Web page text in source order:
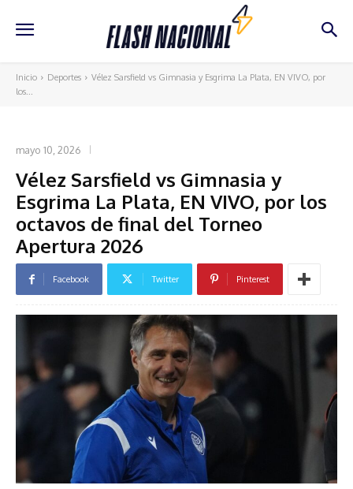
Inicio Deportes
Vélez Sarsfield vs Gimnasia y Esgrima La Plata, EN VIVO, por
los...
mayo 10, 2026
Vélez Sarsfield vs Gimnasia y
Esgrima La Plata, EN VIVO, por los
octavos de final del Torneo
Apertura 2026
Facebook Twitter Pinterest